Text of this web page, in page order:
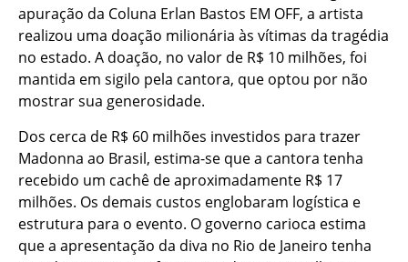
apuração da Coluna Erlan Bastos EM OFF, a artista
realizou uma doação milionária às vítimas da tragédia
no estado. A doação, no valor de R$ 10 milhões, foi
mantida em sigilo pela cantora, que optou por não
mostrar sua generosidade.
Dos cerca de R$ 60 milhões investidos para trazer
Madonna ao Brasil, estima-se que a cantora tenha
recebido um cachê de aproximadamente R$ 17
milhões. Os demais custos englobaram logística e
estrutura para o evento. O governo carioca estima
que a apresentação da diva no Rio de Janeiro tenha